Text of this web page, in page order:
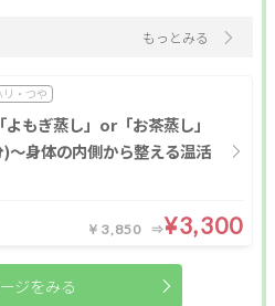
もっとみる
リ・つや
よもぎ蒸し」or「お茶蒸し」
身体の内側から整える温活
￥3,850 ¥3,300
ジをみる